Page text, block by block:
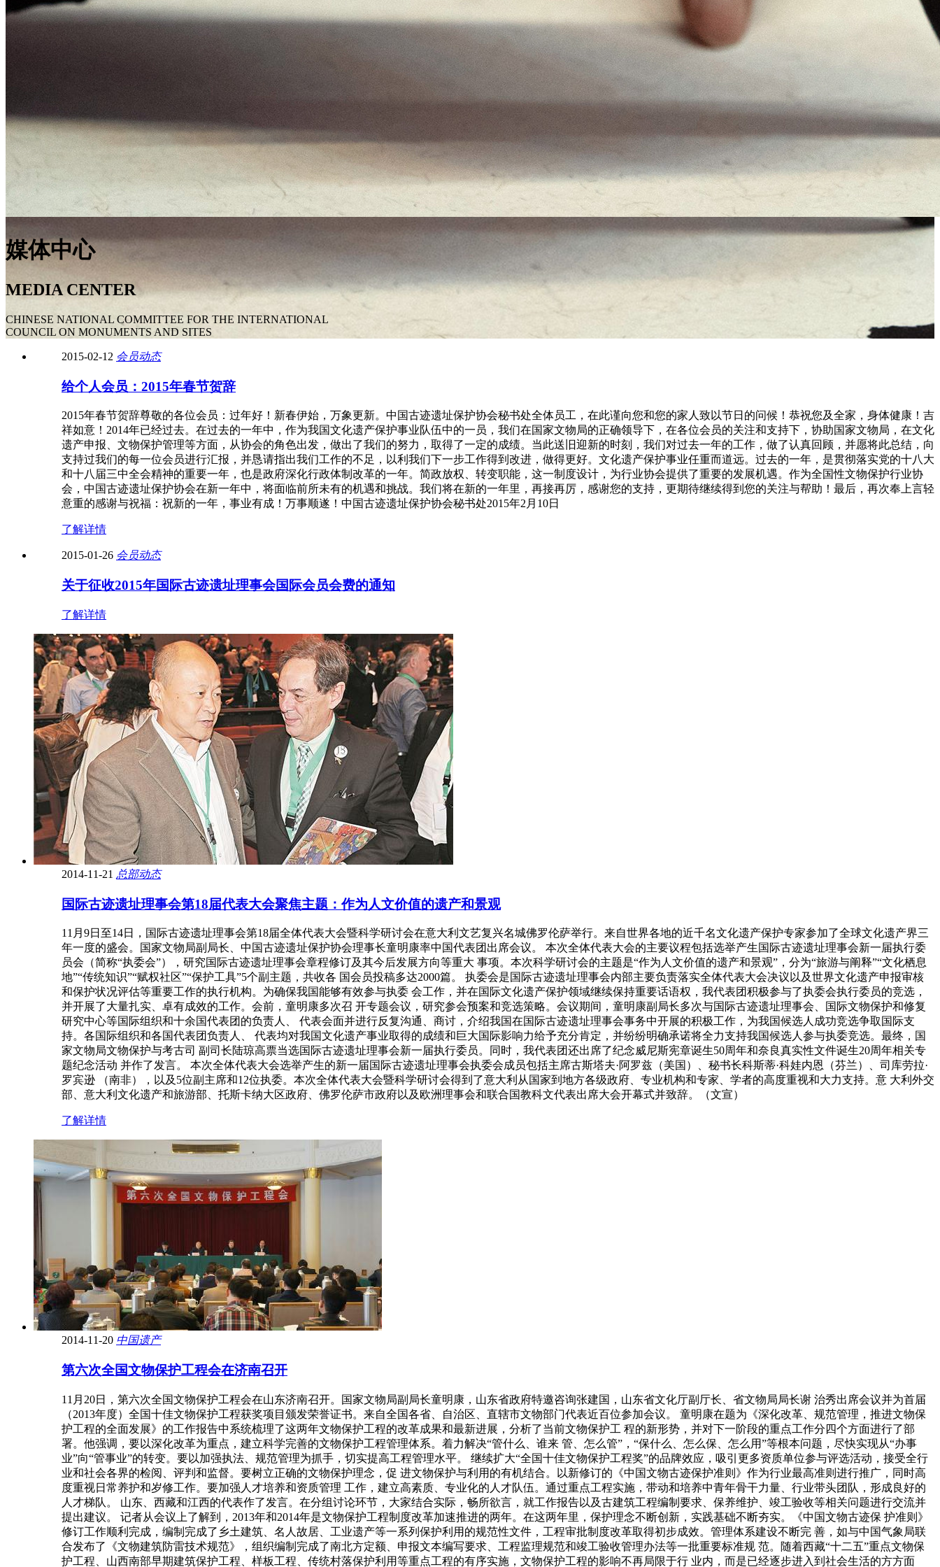
媒体中心
MEDIA CENTER
CHINESE NATIONAL COMMITTEE FOR THE INTERNATIONAL
COUNCIL ON MONUMENTS AND SITES
2015-02-12 会员动态
给个人会员：2015年春节贺辞
2015年春节贺辞尊敬的各位会员：过年好！新春伊始，万象更新。中国古迹遗址保护协会秘书处全体员工，在此谨向您和您的家人致以节日的问候！恭祝您及全家，身体健康！吉
祥如意！2014年已经过去。在过去的一年中，作为我国文化遗产保护事业队伍中的一员，我们在国家文物局的正确领导下，在各位会员的关注和支持下，协助国家文物局，在文化
遗产申报、文物保护管理等方面，从协会的角色出发，做出了我们的努力，取得了一定的成绩。当此送旧迎新的时刻，我们对过去一年的工作，做了认真回顾，并愿将此总结，向
支持过我们的每一位会员进行汇报，并恳请指出我们工作的不足，以利我们下一步工作得到改进，做得更好。文化遗产保护事业任重而道远。过去的一年，是贯彻落实党的十八大
和十八届三中全会精神的重要一年，也是政府深化行政体制改革的一年。简政放权、转变职能，这一制度设计，为行业协会提供了重要的发展机遇。作为全国性文物保护行业协
会，中国古迹遗址保护协会在新一年中，将面临前所未有的机遇和挑战。我们将在新的一年里，再接再厉，感谢您的支持，更期待继续得到您的关注与帮助！最后，再次奉上言轻
意重的感谢与祝福：祝新的一年，事业有成！万事顺遂！中国古迹遗址保护协会秘书处2015年2月10日
了解详情
2015-01-26 会员动态
关于征收2015年国际古迹遗址理事会国际会员会费的通知
了解详情
2014-11-21 总部动态
国际古迹遗址理事会第18届代表大会聚焦主题：作为人文价值的遗产和景观
11月9日至14日，国际古迹遗址理事会第18届全体代表大会暨科学研讨会在意大利文艺复兴名城佛罗伦萨举行。来自世界各地的近千名文化遗产保护专家参加了全球文化遗产界三
年一度的盛会。国家文物局副局长、中国古迹遗址保护协会理事长童明康率中国代表团出席会议。 本次全体代表大会的主要议程包括选举产生国际古迹遗址理事会新一届执行委
员会（简称“执委会”），研究国际古迹遗址理事会章程修订及其今后发展方向等重大 事项。本次科学研讨会的主题是“作为人文价值的遗产和景观”，分为“旅游与阐释”“文化栖息
地”“传统知识”“赋权社区”“保护工具”5个副主题，共收各 国会员投稿多达2000篇。 执委会是国际古迹遗址理事会内部主要负责落实全体代表大会决议以及世界文化遗产申报审核
和保护状况评估等重要工作的执行机构。为确保我国能够有效参与执委 会工作，并在国际文化遗产保护领域继续保持重要话语权，我代表团积极参与了执委会执行委员的竞选，
并开展了大量扎实、卓有成效的工作。会前，童明康多次召 开专题会议，研究参会预案和竞选策略。会议期间，童明康副局长多次与国际古迹遗址理事会、国际文物保护和修复
研究中心等国际组织和十余国代表团的负责人、 代表会面并进行反复沟通、商讨，介绍我国在国际古迹遗址理事会事务中开展的积极工作，为我国候选人成功竞选争取国际支
持。各国际组织和各国代表团负责人、 代表均对我国文化遗产事业取得的成绩和巨大国际影响力给予充分肯定，并纷纷明确承诺将全力支持我国候选人参与执委竞选。最终，国
家文物局文物保护与考古司 副司长陆琼高票当选国际古迹遗址理事会新一届执行委员。同时，我代表团还出席了纪念威尼斯宪章诞生50周年和奈良真实性文件诞生20周年相关专
题纪念活动 并作了发言。 本次全体代表大会选举产生的新一届国际古迹遗址理事会执委会成员包括主席古斯塔夫·阿罗兹（美国）、秘书长科斯蒂·科娃内恩（芬兰）、司库劳拉·
罗宾逊 （南非），以及5位副主席和12位执委。本次全体代表大会暨科学研讨会得到了意大利从国家到地方各级政府、专业机构和专家、学者的高度重视和大力支持。意 大利外交
部、意大利文化遗产和旅游部、托斯卡纳大区政府、佛罗伦萨市政府以及欧洲理事会和联合国教科文代表出席大会开幕式并致辞。（文宣）
了解详情
2014-11-20 中国遗产
第六次全国文物保护工程会在济南召开
11月20日，第六次全国文物保护工程会在山东济南召开。国家文物局副局长童明康，山东省政府特邀咨询张建国，山东省文化厅副厅长、省文物局局长谢 治秀出席会议并为首届
（2013年度）全国十佳文物保护工程获奖项目颁发荣誉证书。来自全国各省、自治区、直辖市文物部门代表近百位参加会议。 童明康在题为《深化改革、规范管理，推进文物保
护工程的全面发展》的工作报告中系统梳理了这两年文物保护工程的改革成果和最新进展，分析了当前文物保护工 程的新形势，并对下一阶段的重点工作分四个方面进行了部
署。他强调，要以深化改革为重点，建立科学完善的文物保护工程管理体系。着力解决“管什么、谁来 管、怎么管”，“保什么、怎么保、怎么用”等根本问题，尽快实现从“办事
业”向“管事业”的转变。要以加强执法、规范管理为抓手，切实提高工程管理水平。 继续扩大“全国十佳文物保护工程奖”的品牌效应，吸引更多资质单位参与评选活动，接受全行
业和社会各界的检阅、评判和监督。要树立正确的文物保护理念，促 进文物保护与利用的有机结合。以新修订的《中国文物古迹保护准则》作为行业最高准则进行推广，同时高
度重视日常养护和岁修工作。要加强人才培养和资质管理 工作，建立高素质、专业化的人才队伍。通过重点工程实施，带动和培养中青年骨干力量、行业带头团队，形成良好的
人才梯队。 山东、西藏和江西的代表作了发言。在分组讨论环节，大家结合实际，畅所欲言，就工作报告以及古建筑工程编制要求、保养维护、竣工验收等相关问题进行交流并
提出建议。 记者从会议上了解到，2013年和2014年是文物保护工程制度改革加速推进的两年。在这两年里，保护理念不断创新，实践基础不断夯实。《中国文物古迹保 护准则》
修订工作顺利完成，编制完成了乡土建筑、名人故居、工业遗产等一系列保护利用的规范性文件，工程审批制度改革取得初步成效。管理体系建设不断完 善，如与中国气象局联
合发布了《文物建筑防雷技术规范》，组织编制完成了南北方定额、申报文本编写要求、工程监理规范和竣工验收管理办法等一批重要标准规 范。随着西藏“十二五”重点文物保
护工程、山西南部早期建筑保护工程、样板工程、传统村落保护利用等重点工程的有序实施，文物保护工程的影响不再局限于行 业内，而是已经逐步进入到社会生活的方方面